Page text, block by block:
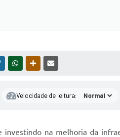
TWITTERWHATSAPPOUTRAS MÍDIAS
Velocidade de leitura:
investindo na melhoria da